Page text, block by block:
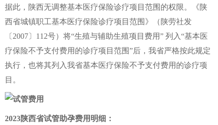
据此，陕西无调整基本医疗保险诊疗项目范围的权限。《陕
西省城镇职工基本医疗保险诊疗项目范围》（陕劳社发
〔2007〕112号）将“生殖与辅助生殖项目费用” 列入“基本医
疗保险不予支付费用的诊疗项目范围”后，我省严格按此规定
执行，也将其列入我省基本医疗保险不予支付费用的诊疗项
目。
2023陕西省试管助孕费用明细：